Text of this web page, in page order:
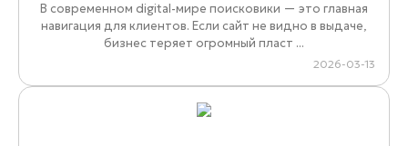
В современном digital-мире поисковики — это главная
навигация для клиентов. Если сайт не видно в выдаче,
бизнес теряет огромный пласт ...
2026-03-13